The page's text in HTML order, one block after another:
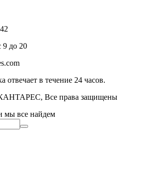
9 до 20
отвечает в течение 24 часов.
Все права защищены
мы все найдем